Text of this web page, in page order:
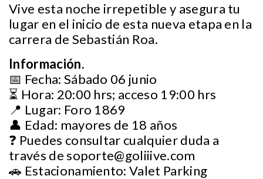
Vive esta noche irrepetible y asegura tu
lugar en el inicio de esta nueva etapa en la
carrera de Sebastián Roa.
Información.
📅 Fecha: Sábado 06 junio
⏳ Hora: 20:00 hrs; acceso 19:00 hrs
📍 Lugar: Foro 1869
👤 Edad: mayores de 18 años
❓ Puedes consultar cualquier duda a
través desoporte@goliiive.com
🚗 Estacionamiento: Valet Parking